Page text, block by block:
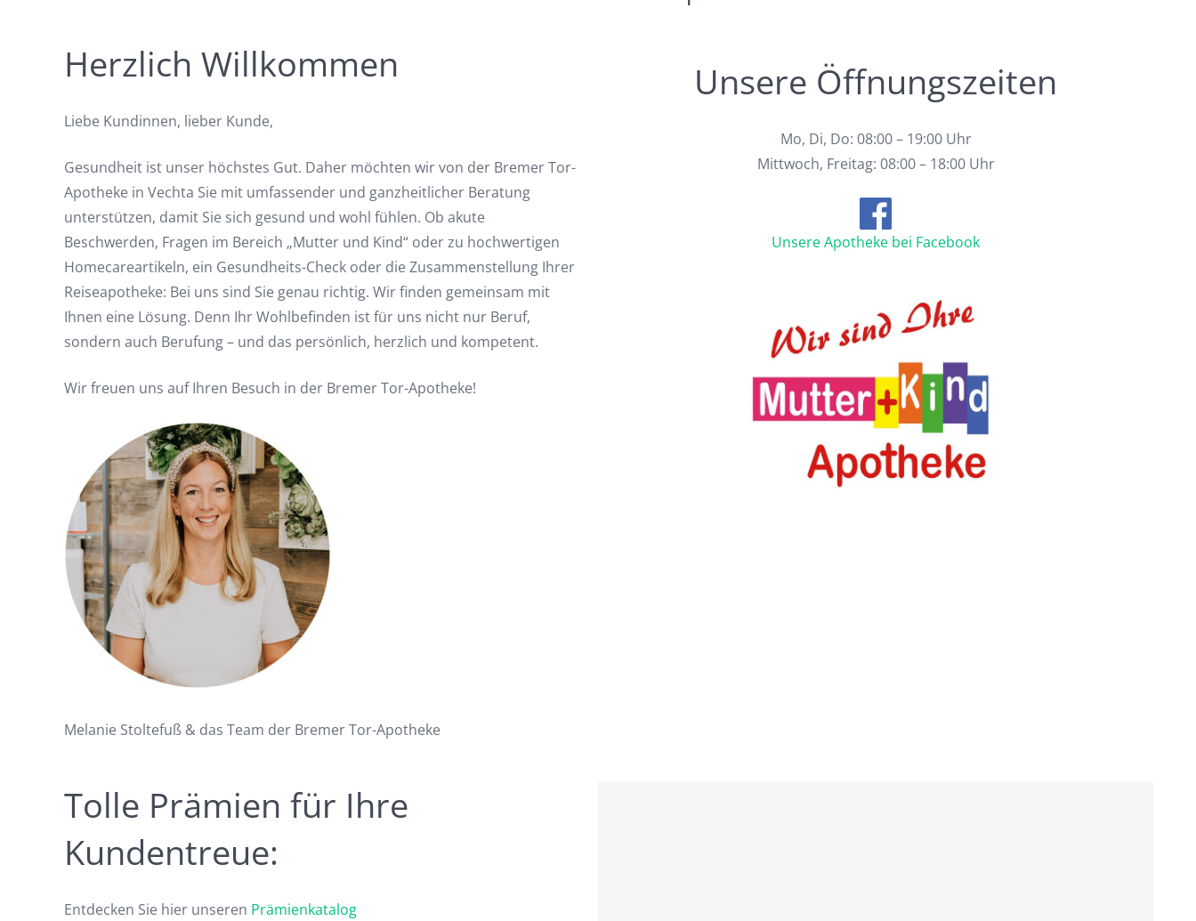
Herzlich Willkommen
Liebe Kundinnen, lieber Kunde,
Gesundheit ist unser höchstes Gut. Daher möchten wir von der Bremer Tor-
Apotheke in Vechta Sie mit umfassender und ganzheitlicher Beratung
unterstützen, damit Sie sich gesund und wohl fühlen. Ob akute
Beschwerden, Fragen im Bereich „Mutter und Kind“ oder zu hochwertigen
Homecareartikeln, ein Gesundheits-Check oder die Zusammenstellung Ihrer
Reiseapotheke: Bei uns sind Sie genau richtig. Wir finden gemeinsam mit
Ihnen eine Lösung. Denn Ihr Wohlbefinden ist für uns nicht nur Beruf,
sondern auch Berufung – und das persönlich, herzlich und kompetent.
Wir freuen uns auf Ihren Besuch in der Bremer Tor-Apotheke!
Melanie Stoltefuß & das Team der Bremer Tor-Apotheke
Unsere Öffnungszeiten
Mo, Di, Do: 08:00 – 19:00 Uhr
Mittwoch, Freitag: 08:00 – 18:00 Uhr
Unsere Apotheke bei Facebook
Tolle Prämien für Ihre
Kundentreue:
Entdecken Sie hier unseren Prämienkatalog